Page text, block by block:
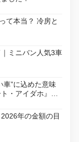
て本当？ 冷房と
ミニバン人気3車
車”に込めた意味
・アイダホ』が
年の金額の目